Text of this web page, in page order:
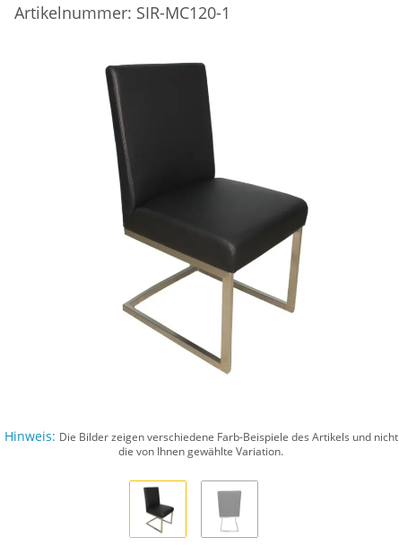
Artikelnummer: SIR-MC120-1
Hinweis: Die Bilder zeigen verschiedene Farb-Beispiele des Artikels und nicht
die von Ihnen gewählte Variation.